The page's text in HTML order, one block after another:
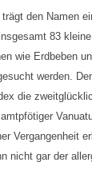
den Namen
83
wie Erdbeben
werden.
die
Vergangenheit
nicht gar der